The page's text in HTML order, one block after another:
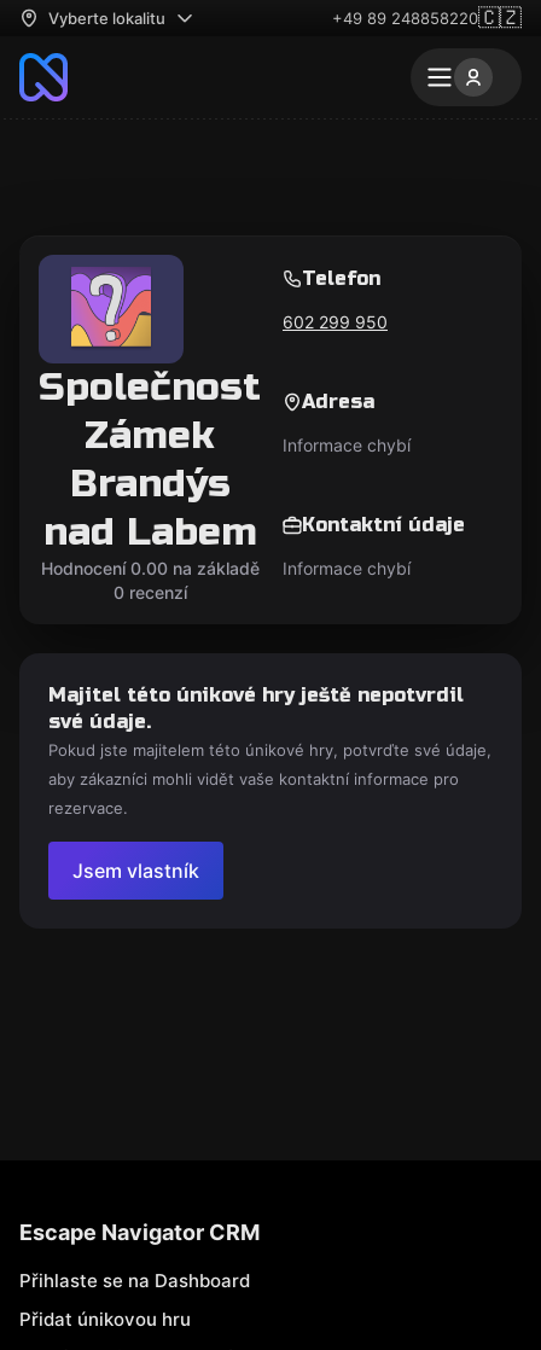
Vyberte lokalitu +49 89 248858220🇨🇿
Společnost
Zámek
Brandýs
nad Labem
Hodnocení 0.00 na základě
0 recenzí
Telefon
602 299 950
Adresa
Informace chybí
Kontaktní údaje
Informace chybí
Majitel této únikové hry ještě nepotvrdil
své údaje.
Pokud jste majitelem této únikové hry, potvrďte své údaje,
aby zákazníci mohli vidět vaše kontaktní informace pro
rezervace.
Jsem vlastník
Escape Navigator CRM
Přihlaste se na Dashboard
Přidat únikovou hru